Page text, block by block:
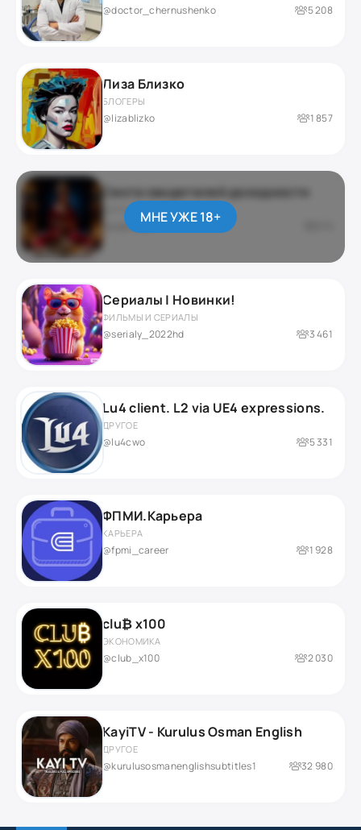
@doctor_chernushenko 5 208
Лиза Близко
БЛОГЕРЫ
@lizablizko 1 857
Секта свидетелей доходности
ДАРКНЕТ / ЮМОР
приватный
МНЕ УЖЕ 18+
Сериалы | Новинки!
ФИЛЬМЫ И СЕРИАЛЫ
@serialy_2022hd 3 461
Lu4 client. L2 via UE4 expressions.
ДРУГОЕ
@lu4cwo 5 331
ФПМИ.Карьера
КАРЬЕРА
@fpmi_career 1 928
clu₿ x100
ЭКОНОМИКА
@club_x100 2 030
KayiTV - Kurulus Osman English
ДРУГОЕ
@kurulusosmanenglishsubtitles1 32 980